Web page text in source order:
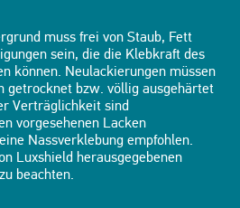
muss frei von Staub, Fett
sein, die die Klebkraft des
können. Neulackierungen müssen
getrocknet bzw. völlig ausgehärtet
Verträglichkeit sind
vorgesehenen Lacken
Nassverklebung empfohlen.
Luxshield herausgegebenen
beachten.